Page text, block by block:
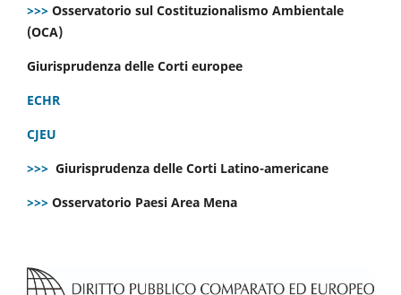
>>> Osservatorio sul Costituzionalismo Ambientale
(OCA)
Giurisprudenza delle Corti europee
ECHR
CJEU
>>> Giurisprudenza delle Corti Latino-americane
>>> Osservatorio Paesi Area Mena